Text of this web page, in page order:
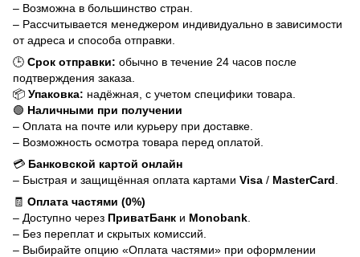
– Возможна в большинство стран.
– Рассчитывается менеджером индивидуально в зависимости
от адреса и способа отправки.
🕒 Срок отправки: обычно в течение 24 часов после
подтверждения заказа.
📦 Упаковка: надёжная, с учетом специфики товара.
🟢 Наличными при получении
– Оплата на почте или курьеру при доставке.
– Возможность осмотра товара перед оплатой.
💳 Банковской картой онлайн
– Быстрая и защищённая оплата картами Visa / MasterCard
🧾 Оплата частями (0%)
– Доступно через ПриватБанк и Monobank
– Без переплат и скрытых комиссий.
– Выбирайте опцию «Оплата частями» при оформлении